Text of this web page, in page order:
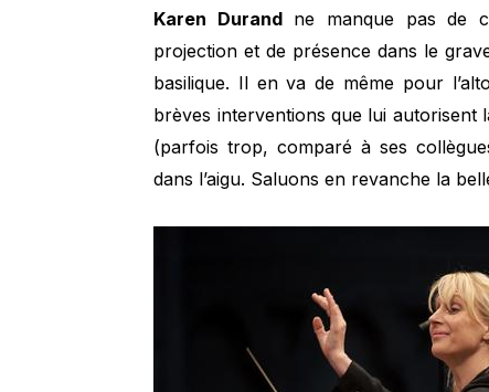
Karen Durandne manque pas de
projection et de présence dans le
basilique. Il en va de même pour
brèves interventions que lui autorisent
(parfois trop, comparé à ses
dans l’aigu. Saluons en revanche la